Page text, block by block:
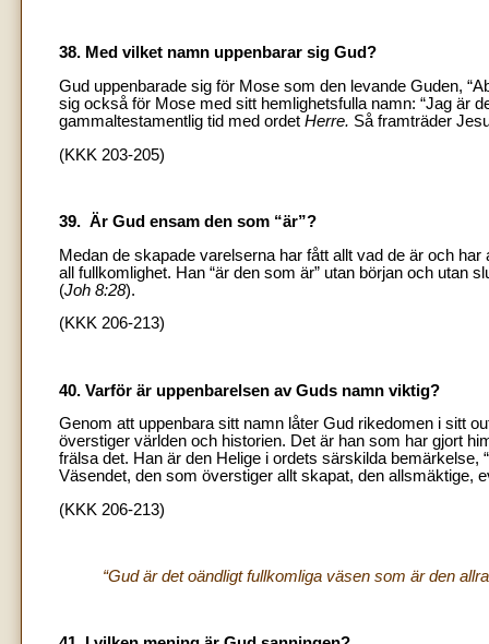
38. Med vilket namn uppenbarar sig Gud?
Gud uppenbarade sig för Mose som den levande Guden,
sig också för Mose med sitt hemlighetsfulla namn: “Jag är
gammaltestamentlig tid med ordet Herre. Så framträder
(KKK 203-205)
39. Är Gud ensam den som “är”?
Medan de skapade varelserna har fått allt vad de är och
all fullkomlighet. Han “är den som är” utan början och utan
(Joh 8:28).
(KKK 206-213)
40. Varför är uppenbarelsen av Guds namn viktig?
Genom att uppenbara sitt namn låter Gud rikedomen i sitt
överstiger världen och historien. Det är han som har gjort
frälsa det. Han är den Helige i ordets särskilda bemärkelse,
Väsendet, den som överstiger allt skapat, den allsmäktige,
(KKK 206-213)
“Gud är det oändligt fullkomliga väsen som är den